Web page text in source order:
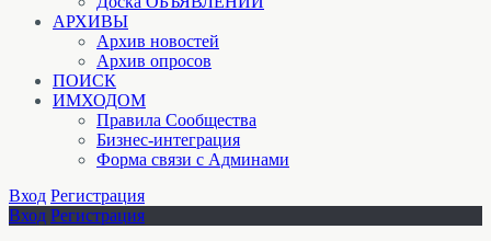
АРХИВЫ
Архив новостей
Архив опросов
ПОИСК
ИМХОДОМ
Правила Сообщества
Бизнес-интеграция
Форма связи с Админами
Вход Регистрация
Вход Регистрация